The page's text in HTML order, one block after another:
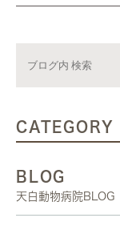
CATEGORY
BLOG
天白動物病院BLOG